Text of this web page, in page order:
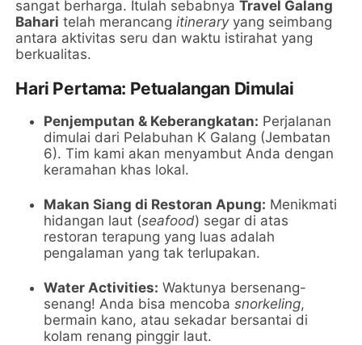
sangat berharga. Itulah sebabnyaTravel Galang
Bahari telah merancangitineraryyang seimbang
antara aktivitas seru dan waktu istirahat yang
berkualitas.
Hari Pertama: Petualangan Dimulai
Penjemputan & Keberangkatan: Perjalanan
dimulai dari Pelabuhan K Galang (Jembatan
6). Tim kami akan menyambut Anda dengan
keramahan khas lokal.
Makan Siang di Restoran Apung: Menikmati
hidangan laut (seafood) segar di atas
restoran terapung yang luas adalah
pengalaman yang tak terlupakan.
Water Activities: Waktunya bersenang-
senang! Anda bisa mencobasnorkeling,
bermain kano, atau sekadar bersantai di
kolam renang pinggir laut.